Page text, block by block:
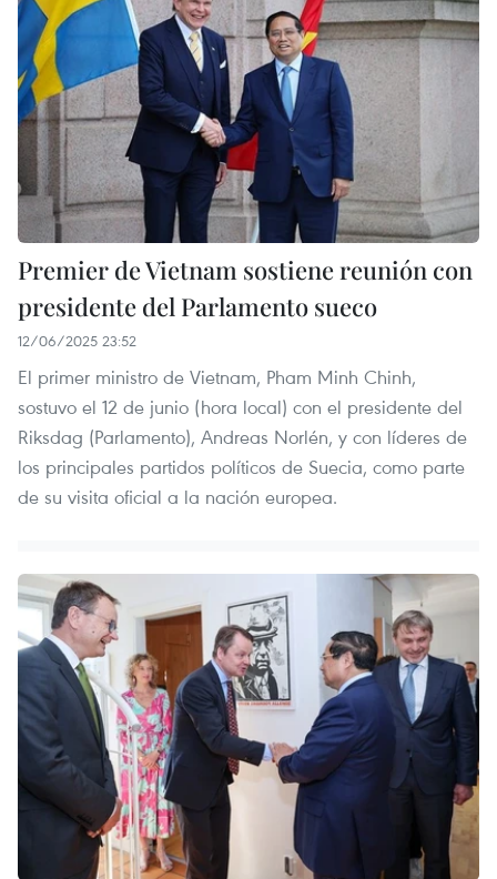
Premier de Vietnam sostiene reunión con
presidente del Parlamento sueco
12/06/2025 23:52
El primer ministro de Vietnam, Pham Minh Chinh,
sostuvo el 12 de junio (hora local) con el presidente del
Riksdag (Parlamento), Andreas Norlén, y con líderes de
los principales partidos políticos de Suecia, como parte
de su visita oficial a la nación europea.